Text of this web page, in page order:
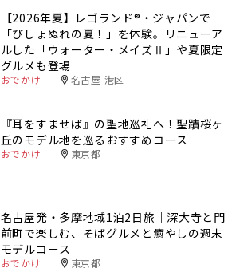
【2026年夏】レゴランド®・ジャパンで
「びしょぬれの夏！」を体験。リニューア
ルした「ウォーター・メイズⅡ」や夏限定
グルメも登場
おでかけ 名古屋 港区
『耳をすませば』の聖地巡礼へ！聖蹟桜ヶ
丘のモデル地を巡るおすすめコース
おでかけ 東京都
名古屋発・多摩地域1泊2日旅｜深大寺と門
前町で楽しむ、そばグルメと癒やしの週末
モデルコース
おでかけ 東京都